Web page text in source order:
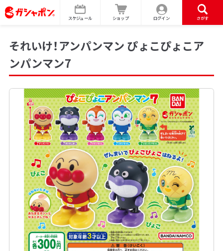
スケジュール ショップ ログイン さがす
それいけ！アンパンマン ぴょこぴょこア
ンパンマン7